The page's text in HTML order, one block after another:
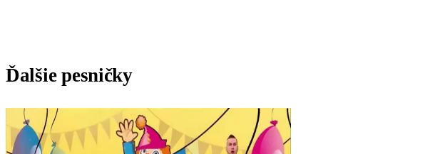
Ďalšie pesničky